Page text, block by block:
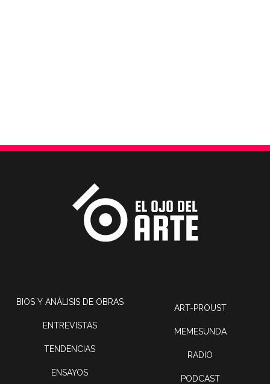
BIOS Y ANÁLISIS DE OBRAS
ENTREVISTAS
TENDENCIAS
ENSAYOS
ART-PROUST
MEMESUNDA
RADIO
PODCAST